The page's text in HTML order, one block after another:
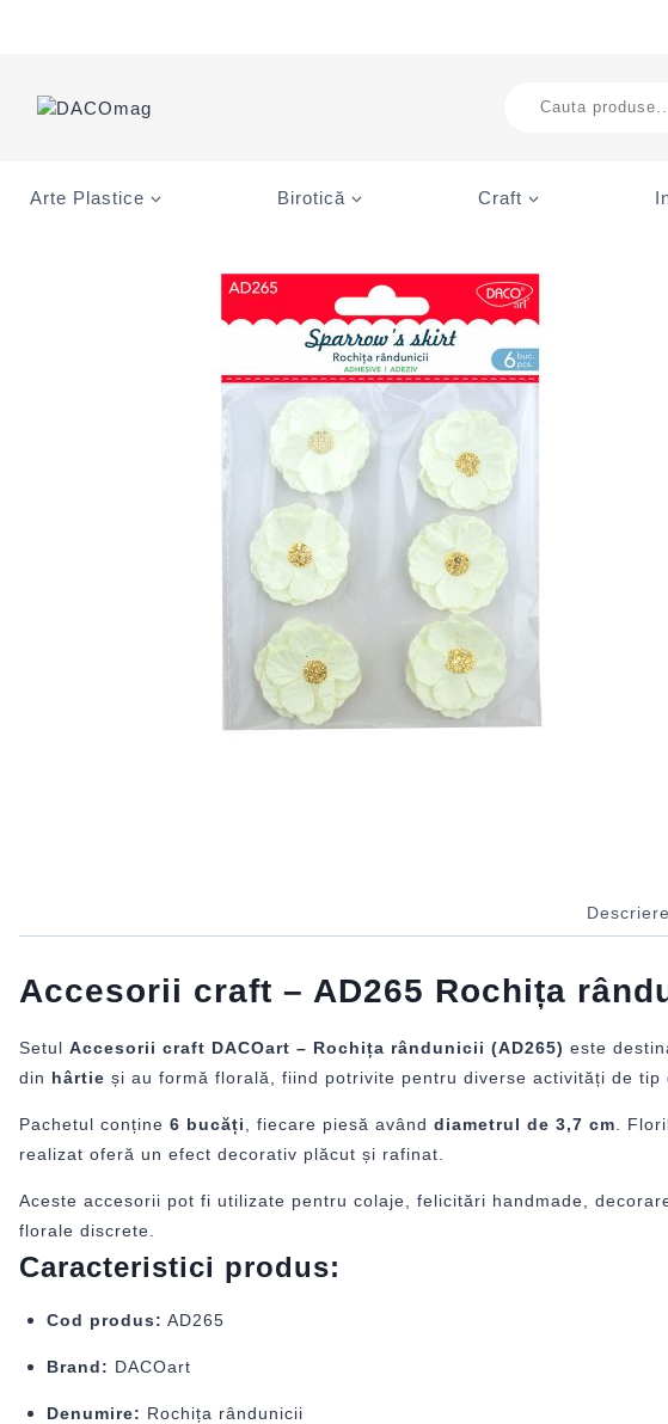
search
Arte Plastice Birotică Craft
Descriere
Accesorii craft – AD265 Rochița
Setul Accesorii craft DACOart – Rochița rândunicii (AD265) este
din hârtie și au formă florală, fiind potrivite pentru diverse activități de tip
Pachetul conține 6 bucăți , fiecare piesă având diametrul de 3,7 cm .
realizat oferă un efect decorativ plăcut și rafinat.
Aceste accesorii pot fi utilizate pentru colaje, felicitări handmade,
florale discrete.
Caracteristici produs:
Cod produs: AD265
Brand: DACOart
Denumire: Rochița rândunicii